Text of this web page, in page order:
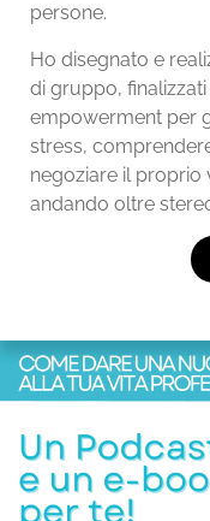
persone.
Ho disegnato e
di gruppo,
empowerment per
stress,
negoziare il proprio
andando oltre